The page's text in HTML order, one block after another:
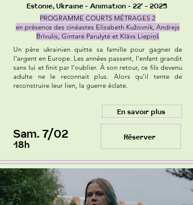
Estonie, Ukraine - Animation - 22' - 2025
PROGRAMME COURTS MÉTRAGES 2
en présence des cinéastes Elisabeth Kužovnik, Andrejs
Brīvulis, Gintarė Parulytė et Klāvs Liepiņš
Un père ukrainien quitte sa famille pour gagner de
l'argent en Europe. Les années passent, l'enfant grandit
sans lui et finit par l'oublier. À son retour, ce fils devenu
adulte ne le reconnait plus. Alors qu'il tente de
reconstruire leur lien, la guerre éclate.
En savoir plus
Sam. 7/02
18h
Réserver